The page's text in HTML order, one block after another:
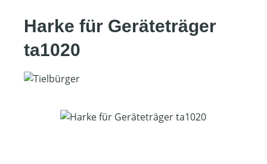
Harke für Geräteträger
ta1020
Bildergalerie überspringen